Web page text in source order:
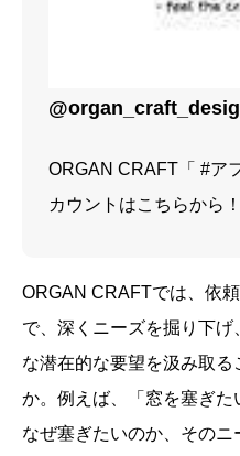
ORGAN CRAFT「 #ア
カウントはこちらから！
ORGAN CRAFTでは、依
で、深くニーズを掘り下げ
な潜在的な要望を汲み取
か。例えば、「窓を塞ぎた
なぜ塞ぎたいのか、その